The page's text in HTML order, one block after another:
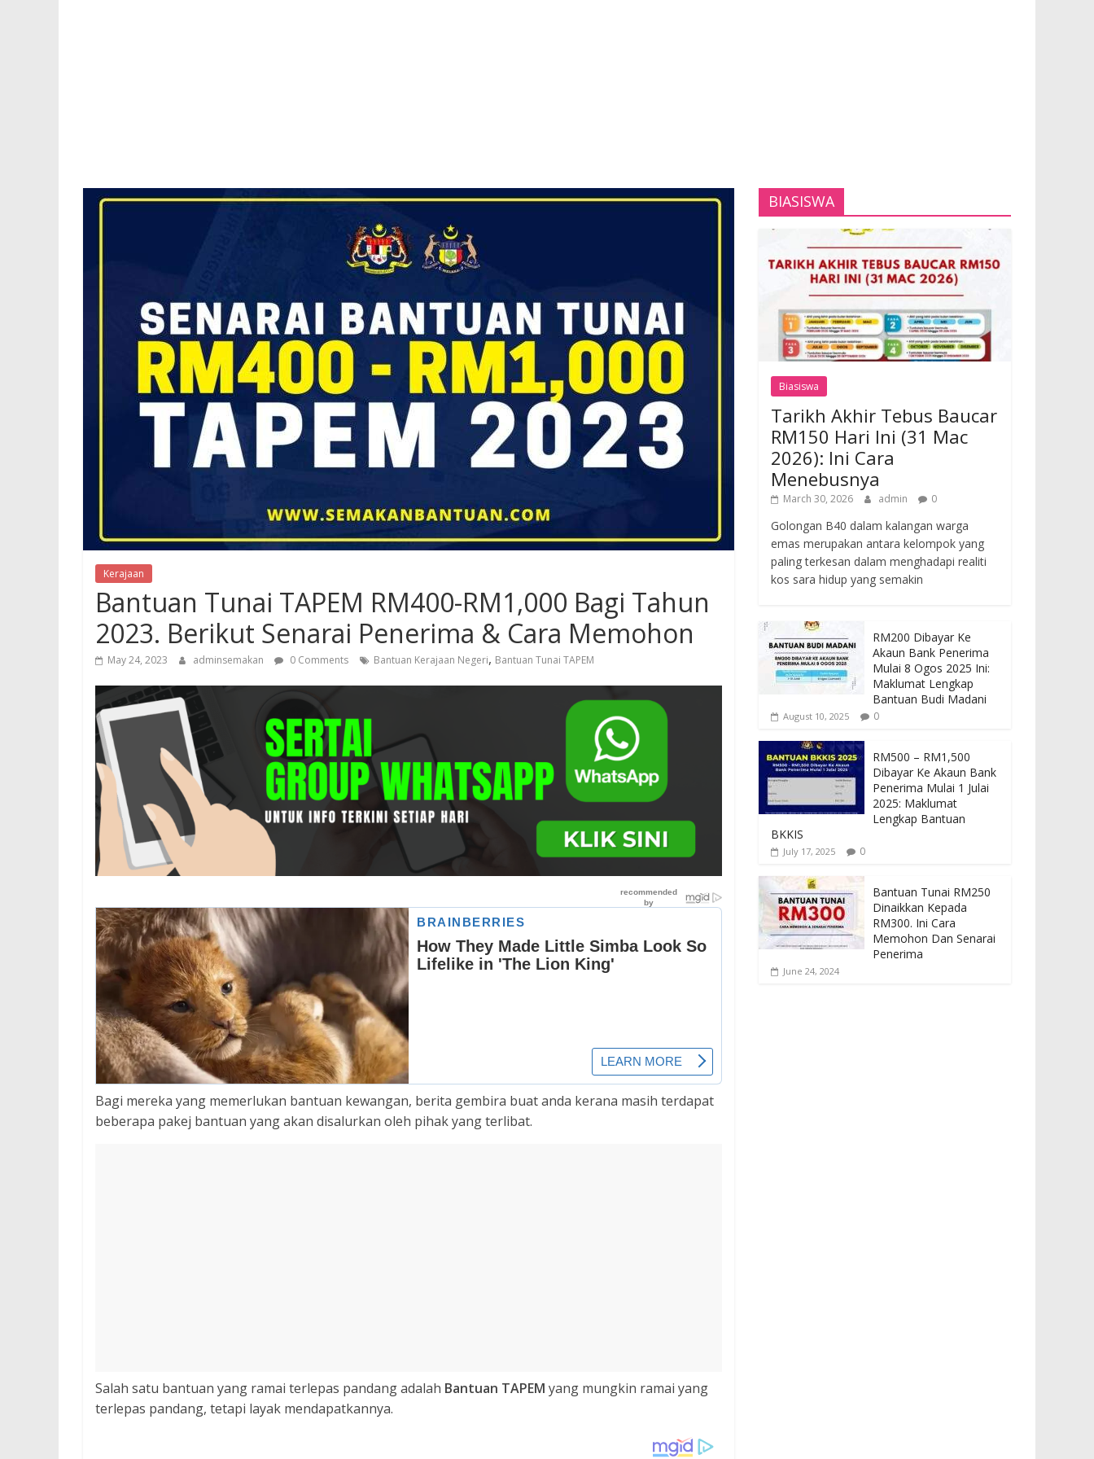
Kerajaan
Bantuan Tunai TAPEM RM400-RM1,000 Bagi Tahun
2023. Berikut Senarai Penerima & Cara Memohon
May 24, 2023 adminsemakan 0 Comments Bantuan Kerajaan Negeri, Bantuan Tunai TAPEM
Bagi mereka yang memerlukan bantuan kewangan, berita gembira buat anda kerana masih terdapat
beberapa pakej bantuan yang akan disalurkan oleh pihak yang terlibat.
Salah satu bantuan yang ramai terlepas pandang adalah Bantuan TAPEM yang mungkin ramai yang
terlepas pandang, tetapi layak mendapatkannya.
BIASISWA
Biasiswa
Tarikh Akhir Tebus Baucar
RM150 Hari Ini (31 Mac
2026): Ini Cara
Menebusnya
March 30, 2026 admin 0
Golongan B40 dalam kalangan warga
emas merupakan antara kelompok yang
paling terkesan dalam menghadapi realiti
kos sara hidup yang semakin
RM200 Dibayar Ke
Akaun Bank Penerima
Mulai 8 Ogos 2025 Ini:
Maklumat Lengkap
Bantuan Budi Madani
August 10, 2025 0
RM500 – RM1,500
Dibayar Ke Akaun Bank
Penerima Mulai 1 Julai
2025: Maklumat
Lengkap Bantuan
BKKIS
July 17, 2025 0
Bantuan Tunai RM250
Dinaikkan Kepada
RM300. Ini Cara
Memohon Dan Senarai
Penerima
June 24, 2024